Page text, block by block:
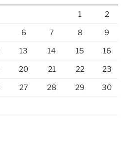
1 2
6 7 8 9
13 14 15 16
20 21 22 23
27 28 29 30